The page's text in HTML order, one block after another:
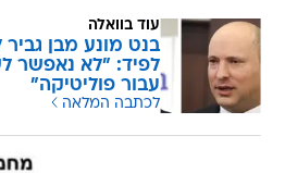
עוד בוואלה
בנט מונע מבן
לפיד: "לא נאפשר
עבור פוליטיקה"
לכתבה המלאה